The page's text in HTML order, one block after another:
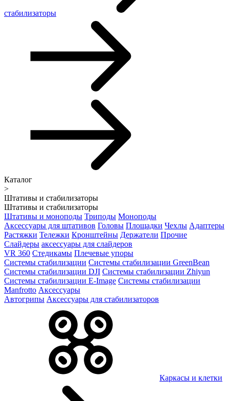
стабилизаторы
Каталог
>
Штативы и стабилизаторы
Штативы и стабилизаторы
Штативы и моноподы Триподы Моноподы
Аксессуары для штативов Головы Площадки Чехлы Адаптеры
Растяжки Тележки Кронштейны Держатели Прочие
Слайдеры аксессуары для слайдеров
VR 360 Стедикамы Плечевые упоры
Системы стабилизации Системы стабилизации GreenBean
Системы стабилизации DJI Системы стабилизации Zhiyun
Системы стабилизации E-Image Системы стабилизации
Manfrotto Аксессуары
Автогрипы Аксессуары для стабилизаторов
Каркасы и клетки